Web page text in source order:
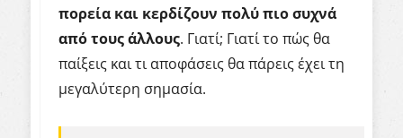
πορεία και κερδίζουν πολύ πιο συχνά
από τους άλλους. Γιατί; Γιατί το πώς θα
παίξεις και τι αποφάσεις θα πάρεις έχει τη
μεγαλύτερη σημασία.